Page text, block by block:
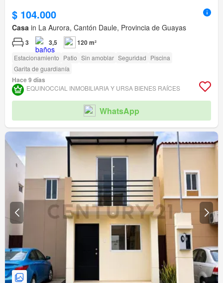
$ 104.000
Casa in La Aurora, Cantón Daule, Provincia de Guayas
3 3,5 120 m²
Estacionamiento Patio Sin amoblar Seguridad Piscina
Garita de guardianía
Hace 9 días
EQUINOCCIAL INMOBILIARIA Y URSA BIENES RAÍCES
WhatsApp